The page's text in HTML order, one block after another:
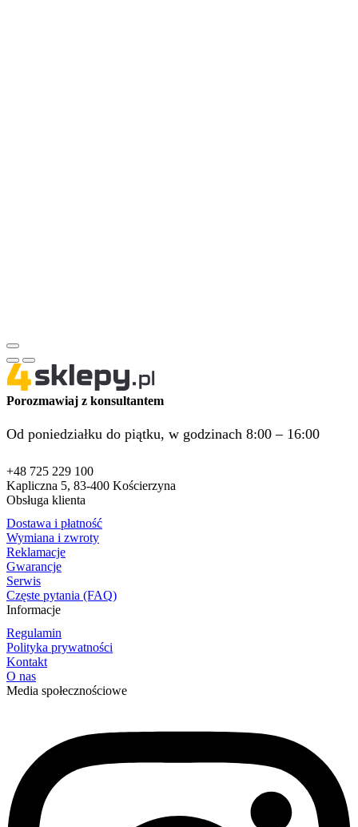
Porozmawiaj z konsultantem
Od poniedziałku do piątku, w godzinach 8:00 – 16:00
+48 725 229 100
Kapliczna 5, 83-400 Kościerzyna
Obsługa klienta
Dostawa i płatność
Wymiana i zwroty
Reklamacje
Gwarancje
Serwis
Częste pytania (FAQ)
Informacje
Regulamin
Polityka prywatności
Kontakt
O nas
Media społecznościowe